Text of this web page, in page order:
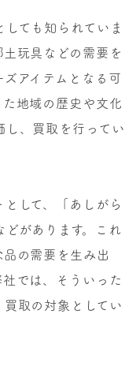
ても知られていま
玩具などの需要を
アイテムとなる可
地域の歴史や文化
し、買取を行ってい
して、「あしがら
があります。これ
の需要を生み出
では、そういった
取の対象としてい